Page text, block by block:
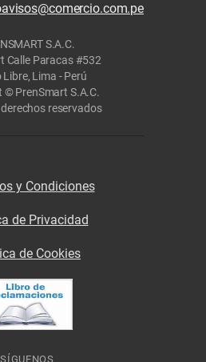
S.A.C.
Calle Paracas #532
Libre, Lima - Perú
© PrenSmart S.A.C.
reservados
y Condiciones
de Privacidad
de Cookies
SÍGUENOS